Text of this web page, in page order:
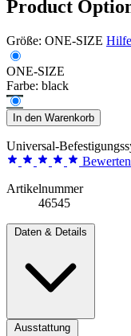
Product
Größe: ONE-SIZE
ONE-SIZE
Farbe: black
In den Warenkorb
Universal-
Bewerten
Artikelnummer
46545
Daten & Details
Ausstattung